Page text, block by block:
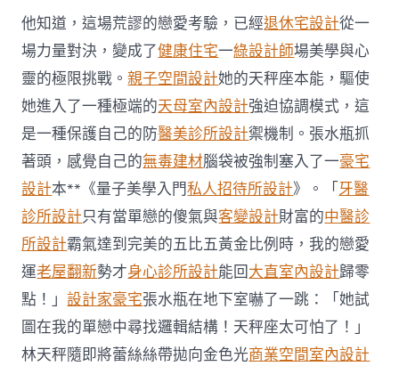
地
道
加
固
工
程
將
展
開
JIUYI
俱
意
住
宅
設
計
約
6000
人
次
他知道，這場荒謬的戀愛考驗，已經退休宅設計從一
場力量對決，變成了健康住宅一綠設計師場美學與心
靈的極限挑戰。親子空間設計她的天秤座本能，驅使
她進入了一種極端的天母室內設計強迫協調模式，這
是一種保護自己的防醫美診所設計禦機制。張水瓶抓
著頭，感覺自己的無毒建材腦袋被強制塞入了一豪宅
設計本**《量子美學入門私人招待所設計》。「牙醫
診所設計只有當單戀的傻氣與客變設計財富的中醫診
所設計霸氣達到完美的五比五黃金比例時，我的戀愛
運老屋翻新勢才身心診所設計能回大直室內設計歸零
點！」設計家豪宅張水瓶在地下室嚇了一跳：「她試
圖在我的單戀中尋找邏輯結構！天秤座太可怕了！」
林天秤隨即將蕾絲絲帶拋向金色光商業空間室內設計